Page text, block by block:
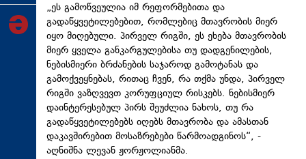
„ეს გამოწვეულია იმ რეფორმებითა და
გადაწყვეტილებებით, რომლებიც მთავრობის მიერ
იყო მიღებული. პირველ რიგში, ეს ეხება მთავრობის
მიერ ყველა განკარგულებისა თუ დადგენილების,
ნებისმიერი ბრძანების საჯაროდ გამოტანას და
გამოქვეყნებას, რითაც ჩვენ, რა თქმა უნდა, პირველ
რიგში ვაზღვევთ კორუფციულ რისკებს. ნებისმიერ
დაინტერესებულ პირს შეუძლია ნახოს, თუ რა
გადაწყვეტილებებს იღებს მთავრობა და ამასთან
დაკავშირებით მოსაზრებები წარმოადგინოს“, -
აღნიშნა ლევან ჟორჟოლიანმა.